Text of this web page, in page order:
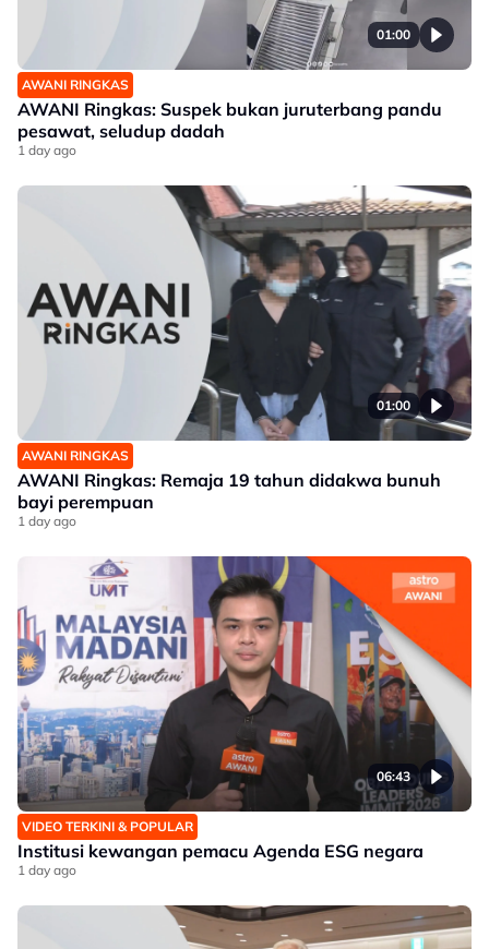
01:00
AWANI RINGKAS
AWANI Ringkas: Suspek bukan juruterbang pandu
pesawat, seludup dadah
1 day ago
01:00
AWANI RINGKAS
AWANI Ringkas: Remaja 19 tahun didakwa bunuh
bayi perempuan
1 day ago
06:43
VIDEO TERKINI & POPULAR
Institusi kewangan pemacu Agenda ESG negara
1 day ago